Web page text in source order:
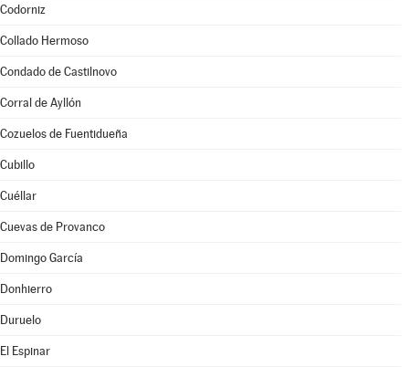
Codorniz
Collado Hermoso
Condado de Castilnovo
Corral de Ayllón
Cozuelos de Fuentidueña
Cubillo
Cuéllar
Cuevas de Provanco
Domingo García
Donhierro
Duruelo
El Espinar